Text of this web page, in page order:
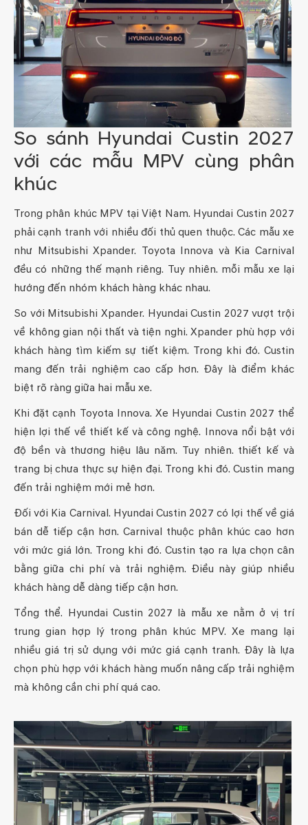
So sánh Hyundai Custin 2027
với các mẫu MPV cùng phân
khúc
Trong phân khúc MPV tại Việt Nam. Hyundai Custin 2027
phải cạnh tranh với nhiều đối thủ quen thuộc. Các mẫu xe
như Mitsubishi Xpander. Toyota Innova và Kia Carnival
đều có những thế mạnh riêng. Tuy nhiên. mỗi mẫu xe lại
hướng đến nhóm khách hàng khác nhau.
So với Mitsubishi Xpander. Hyundai Custin 2027 vượt trội
về không gian nội thất và tiện nghi. Xpander phù hợp với
khách hàng tìm kiếm sự tiết kiệm. Trong khi đó. Custin
mang đến trải nghiệm cao cấp hơn. Đây là điểm khác
biệt rõ ràng giữa hai mẫu xe.
Khi đặt cạnh Toyota Innova. Xe Hyundai Custin 2027 thể
hiện lợi thế về thiết kế và công nghệ. Innova nổi bật với
độ bền và thương hiệu lâu năm. Tuy nhiên. thiết kế và
trang bị chưa thực sự hiện đại. Trong khi đó. Custin mang
đến trải nghiệm mới mẻ hơn.
Đối với Kia Carnival. Hyundai Custin 2027 có lợi thế về giá
bán dễ tiếp cận hơn. Carnival thuộc phân khúc cao hơn
với mức giá lớn. Trong khi đó. Custin tạo ra lựa chọn cân
bằng giữa chi phí và trải nghiệm. Điều này giúp nhiều
khách hàng dễ dàng tiếp cận hơn.
Tổng thể. Hyundai Custin 2027 là mẫu xe nằm ở vị trí
trung gian hợp lý trong phân khúc MPV. Xe mang lại
nhiều giá trị sử dụng với mức giá cạnh tranh. Đây là lựa
chọn phù hợp với khách hàng muốn nâng cấp trải nghiệm
mà không cần chi phí quá cao.